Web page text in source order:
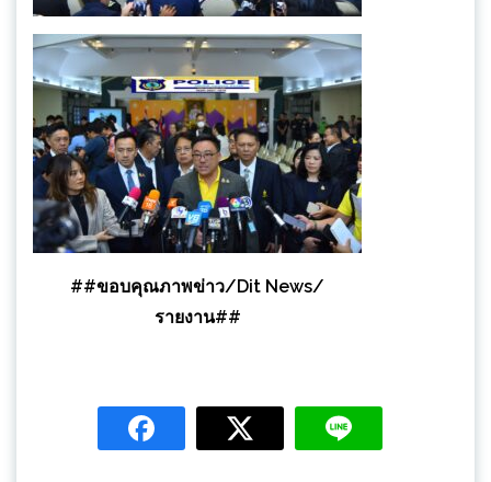
##ขอบคุณภาพข่าว/Dit News/
รายงาน##